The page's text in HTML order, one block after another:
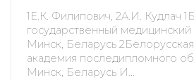
1Е.К. Филипович, 2А.И. Кудлач
государственный медицинский
Минск, Беларусь
академия последипломного
Минск, Беларусь И...